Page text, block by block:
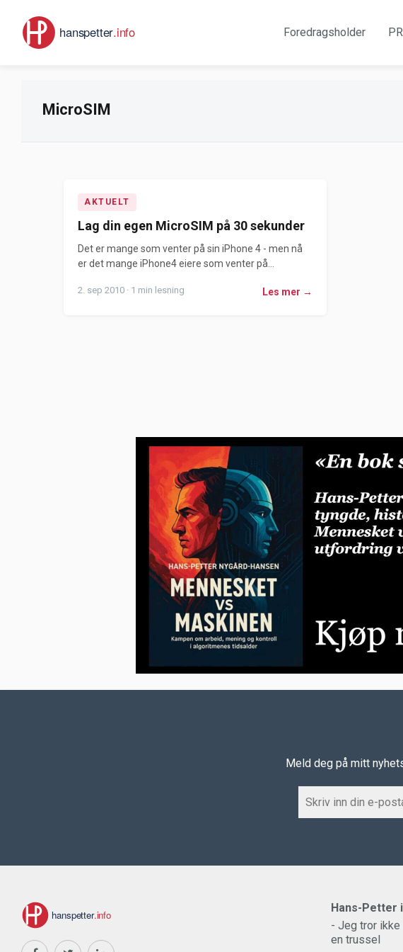
Foredragsholder
MicroSIM
AKTUELT
Lag din egen MicroSIM på 30 sekunder
Det er mange som venter på sin iPhone 4 - men nå
er det mange iPhone4 eiere som venter på...
2. sep 2010 · 1 min lesning Les mer →
Meld deg på mitt
Hans-Petter
- Jeg tror ikke
en trussel